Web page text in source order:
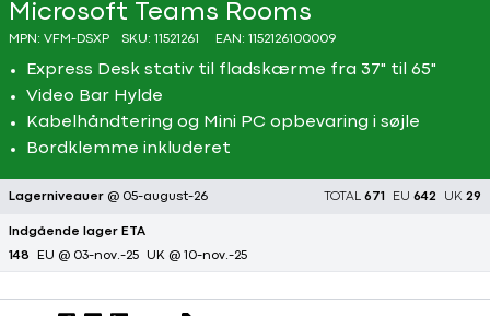
Microsoft Teams Rooms
MPN: VFM-DSXP SKU: 11521261 EAN: 1152126100009
Express Desk stativ til fladskærme fra 37" til 65"
Video Bar Hylde
Kabelhåndtering og Mini PC opbevaring i søjle
Bordklemme inkluderet
Lagerniveauer @ 05-august-26 TOTAL 671 EU 642 UK 29
Indgående lager ETA
148 EU @ 03-nov.-25 UK @ 10-nov.-25